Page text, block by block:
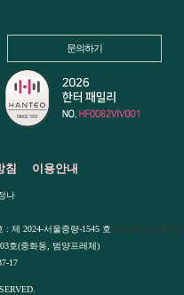
문의하기
침 이용안내
나
: 제 2024-서울중량-1545 호 [사업자정보확인]
호(중화동, 범양프레체)
17